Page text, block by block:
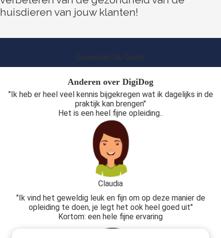
huisdieren van jouw klanten!
Download Nu Gratis
Anderen over DigiDog
"Ik heb er heel veel kennis bijgekregen wat ik dagelijks in de
praktijk kan brengen"
Het is een heel fijne opleiding..
Claudia
"Ik vind het geweldig leuk en fijn om op deze manier de
opleiding te doen, je legt het ook heel goed uit"
Kortom: een hele fijne ervaring